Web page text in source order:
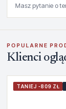
Masz pytanie o
POPULARNE
Klienci
TANIEJ -809 ZŁ